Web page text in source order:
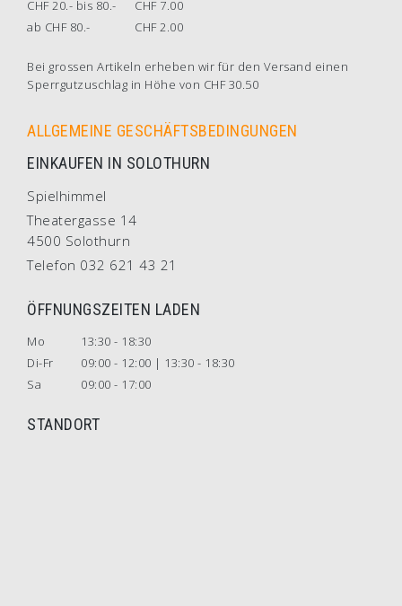
CHF 20.- bis 80.-
CHF 7.00
ab CHF 80.-
CHF 2.00
Bei grossen Artikeln erheben wir für den Versand einen
Sperrgutzuschlag in Höhe von CHF 30.50
ALLGEMEINE GESCHÄFTSBEDINGUNGEN
EINKAUFEN IN SOLOTHURN
Spielhimmel
Theatergasse 14
4500 Solothurn
Telefon 032 621 43 21
ÖFFNUNGSZEITEN LADEN
Mo
13:30 - 18:30
Di-Fr
09:00 - 12:00 | 13:30 - 18:30
Sa
09:00 - 17:00
STANDORT